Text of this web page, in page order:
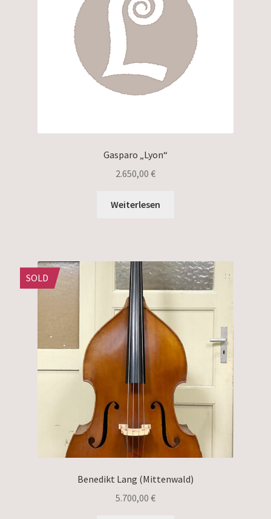
Gasparo „Lyon“
2.650,00 €
Weiterlesen
SOLD
Benedikt Lang (Mittenwald)
5.700,00 €